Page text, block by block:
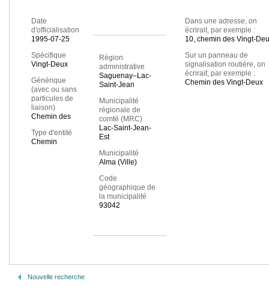
Date
d'officialisation
1995-07-25
Spécifique
Vingt-Deux
Générique
(avec ou sans
particules de
liaison)
Chemin des
Type d'entité
Chemin
Région
administrative
Saguenay–Lac-
Saint-Jean
Municipalité
régionale de
comté (MRC)
Lac-Saint-Jean-
Est
Municipalité
Alma (Ville)
Code
géographique de
la municipalité
93042
Dans une adresse, on
écrirait, par exemple :
10, chemin des Vingt-
Sur un panneau de
signalisation routière, on
écrirait, par exemple :
Chemin des Vingt-Deux
Nouvelle recherche